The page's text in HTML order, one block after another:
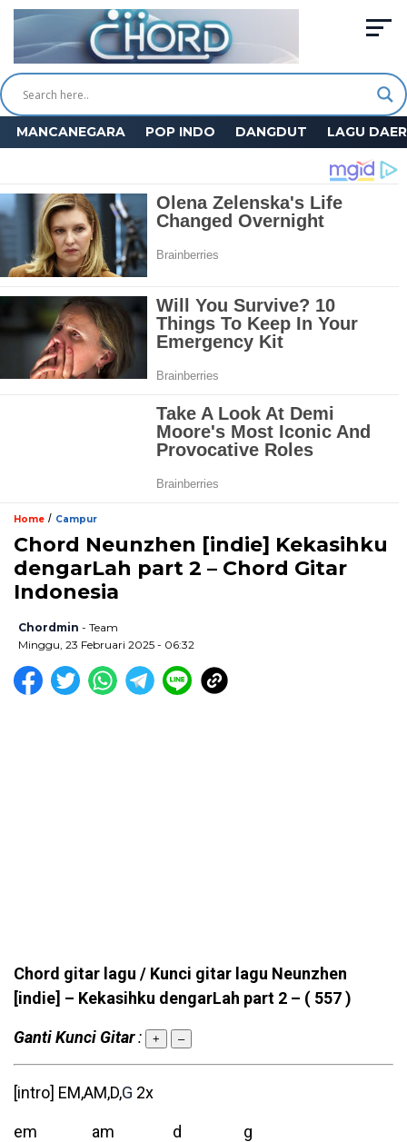
MANCANEGARA POP INDO DANGDUT LAGU
Home / Campur
Chord Neunzhen [indie] Kekasihku
dengarLah part 2 – Chord Gitar
Indonesia
Chordmin - Team
Minggu, 23 Februari 2025 - 06:32
Chord gitar lagu / Kunci gitar lagu Neunzhen
[indie] – Kekasihku dengarLah part 2 – ( 557 )
Ganti Kunci Gitar: + –
[intro] EM,AM,D,G 2x
em am d g